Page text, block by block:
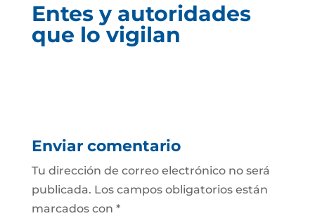
Entes y autoridades
que lo vigilan
Enviar comentario
Tu dirección de correo electrónico no será
publicada. Los campos obligatorios están
marcados con *